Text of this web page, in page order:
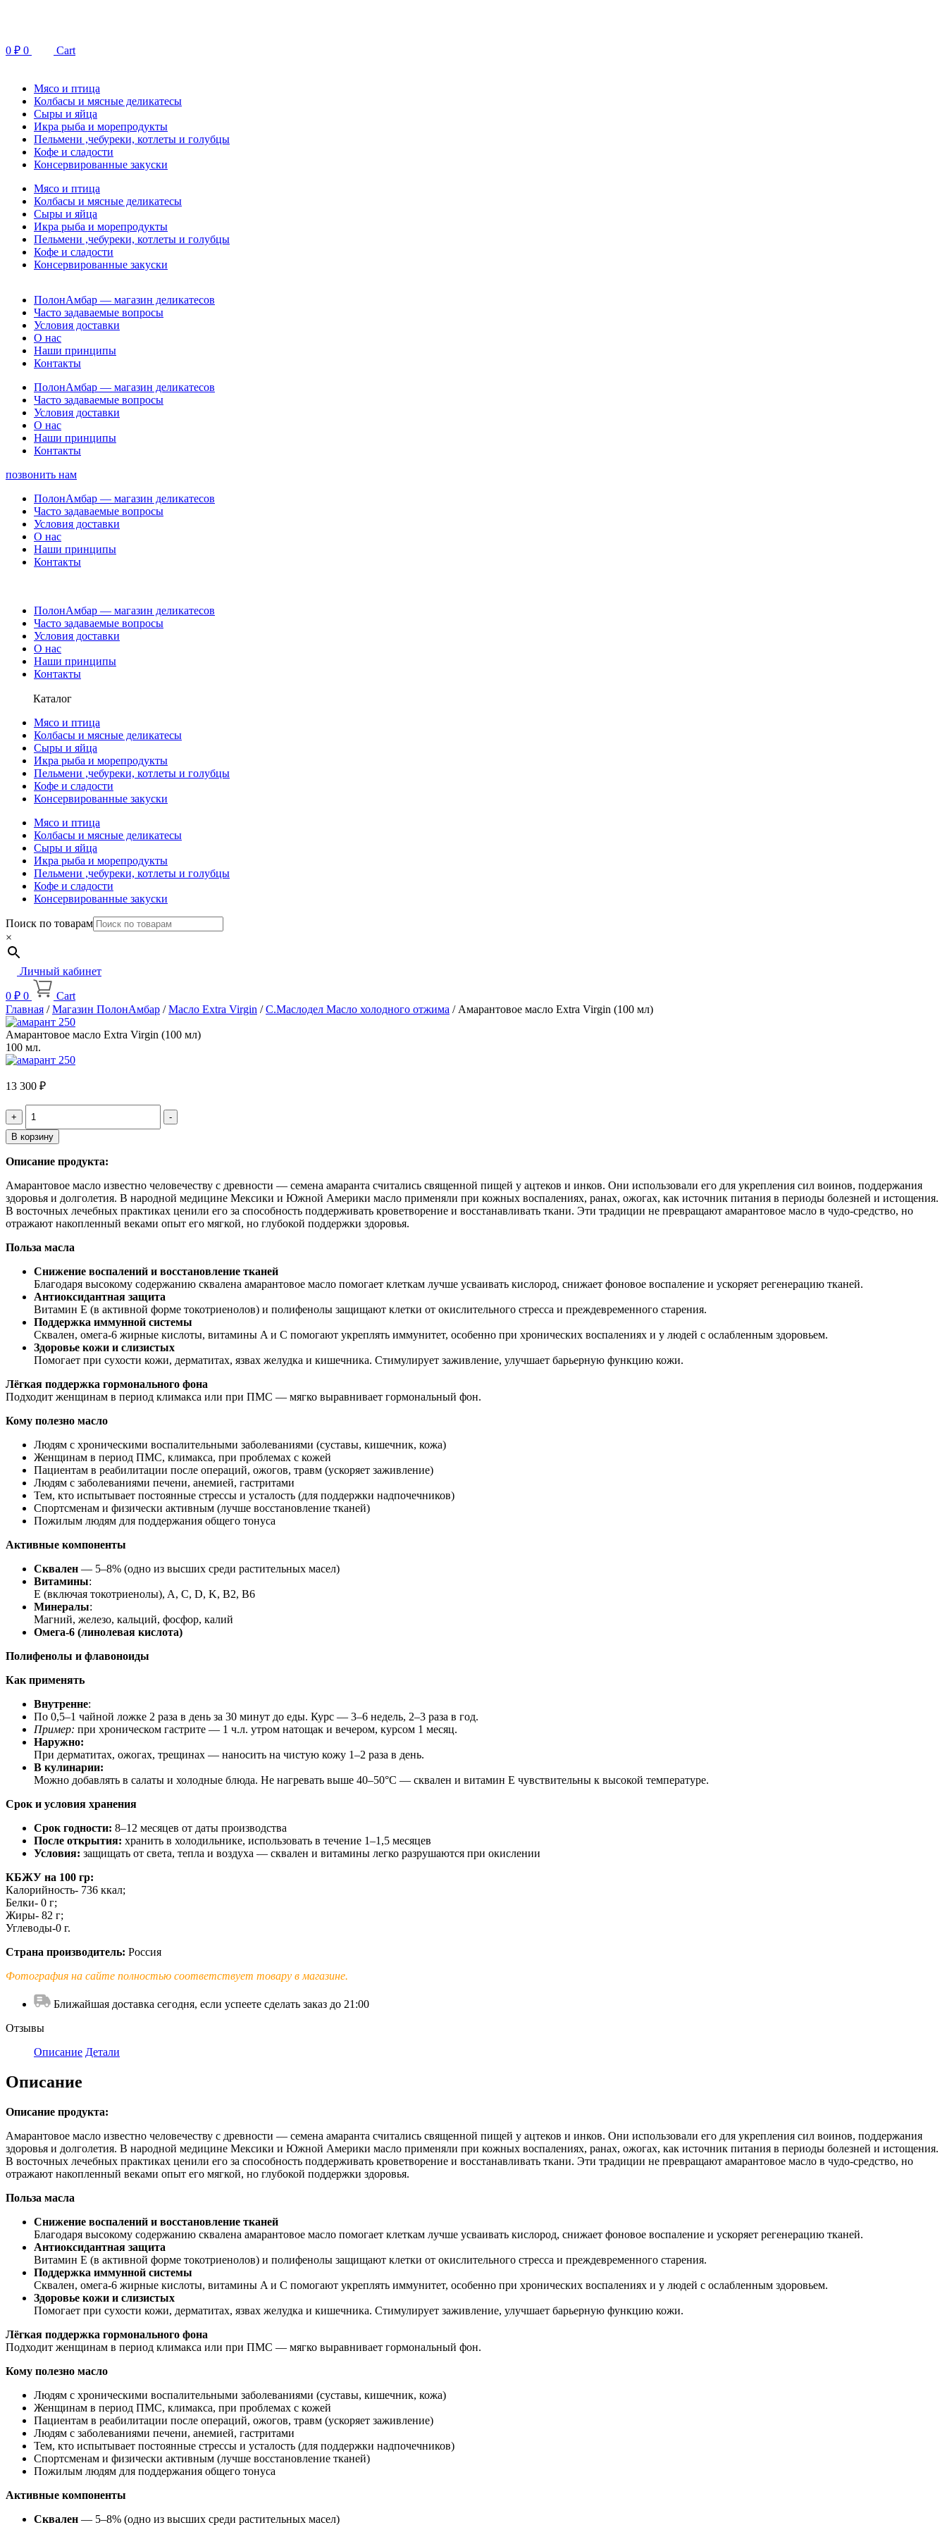
0 ₽ 0 Cart
Мясо и птица
Колбасы и мясные деликатесы
Сыры и яйца
Икра рыба и морепродукты
Пельмени ,чебуреки, котлеты и голубцы
Кофе и сладости
Консервированные закуски
Мясо и птица
Колбасы и мясные деликатесы
Сыры и яйца
Икра рыба и морепродукты
Пельмени ,чебуреки, котлеты и голубцы
Кофе и сладости
Консервированные закуски
ПолонАмбар — магазин деликатесов
Часто задаваемые вопросы
Условия доставки
О нас
Наши принципы
Контакты
ПолонАмбар — магазин деликатесов
Часто задаваемые вопросы
Условия доставки
О нас
Наши принципы
Контакты
позвонить нам
ПолонАмбар — магазин деликатесов
Часто задаваемые вопросы
Условия доставки
О нас
Наши принципы
Контакты
ПолонАмбар — магазин деликатесов
Часто задаваемые вопросы
Условия доставки
О нас
Наши принципы
Контакты
Каталог
Мясо и птица
Колбасы и мясные деликатесы
Сыры и яйца
Икра рыба и морепродукты
Пельмени ,чебуреки, котлеты и голубцы
Кофе и сладости
Консервированные закуски
Мясо и птица
Колбасы и мясные деликатесы
Сыры и яйца
Икра рыба и морепродукты
Пельмени ,чебуреки, котлеты и голубцы
Кофе и сладости
Консервированные закуски
Поиск по товарам
×
Личный кабинет
0 ₽ 0
Cart
Главная /Магазин ПолонАмбар /Масло Extra Virgin /С.Маслодел Масло холодного отжима / Амарантовое масло Extra Virgin (100 мл)
Амарантовое масло Extra Virgin (100 мл)
100 мл.
13 300 ₽
Quantity
В корзину
Описание продукта:
Амарантовое масло известно человечеству с древности — семена амаранта считались священной пищей у ацтеков и инков. Они использовали его для укрепления сил воинов, поддержания
здоровья и долголетия. В народной медицине Мексики и Южной Америки масло применяли при кожных воспалениях, ранах, ожогах, как источник питания в периоды болезней и истощения.
В восточных лечебных практиках ценили его за способность поддерживать кроветворение и восстанавливать ткани. Эти традиции не превращают амарантовое масло в чудо-средство, но
отражают накопленный веками опыт его мягкой, но глубокой поддержки здоровья.
Польза масла
Снижение воспалений и восстановление тканей
Благодаря высокому содержанию сквалена амарантовое масло помогает клеткам лучше усваивать кислород, снижает фоновое воспаление и ускоряет регенерацию тканей.
Антиоксидантная защита
Витамин E (в активной форме токотриенолов) и полифенолы защищают клетки от окислительного стресса и преждевременного старения.
Поддержка иммунной системы
Сквален, омега-6 жирные кислоты, витамины A и C помогают укреплять иммунитет, особенно при хронических воспалениях и у людей с ослабленным здоровьем.
Здоровье кожи и слизистых
Помогает при сухости кожи, дерматитах, язвах желудка и кишечника. Стимулирует заживление, улучшает барьерную функцию кожи.
Лёгкая поддержка гормонального фона
Подходит женщинам в период климакса или при ПМС — мягко выравнивает гормональный фон.
Кому полезно масло
Людям с хроническими воспалительными заболеваниями (суставы, кишечник, кожа)
Женщинам в период ПМС, климакса, при проблемах с кожей
Пациентам в реабилитации после операций, ожогов, травм (ускоряет заживление)
Людям с заболеваниями печени, анемией, гастритами
Тем, кто испытывает постоянные стрессы и усталость (для поддержки надпочечников)
Спортсменам и физически активным (лучше восстановление тканей)
Пожилым людям для поддержания общего тонуса
Активные компоненты
Сквален — 5–8% (одно из высших среди растительных масел)
Витамины:
E (включая токотриенолы), A, C, D, K, B2, B6
Минералы:
Магний, железо, кальций, фосфор, калий
Омега-6 (линолевая кислота)
Полифенолы и флавоноиды
Как применять
Внутренне:
По 0,5–1 чайной ложке 2 раза в день за 30 минут до еды. Курс — 3–6 недель, 2–3 раза в год.
Пример: при хроническом гастрите — 1 ч.л. утром натощак и вечером, курсом 1 месяц.
Наружно:
При дерматитах, ожогах, трещинах — наносить на чистую кожу 1–2 раза в день.
В кулинарии:
Можно добавлять в салаты и холодные блюда. Не нагревать выше 40–50°C — сквален и витамин E чувствительны к высокой температуре.
Срок и условия хранения
Срок годности: 8–12 месяцев от даты производства
После открытия: хранить в холодильнике, использовать в течение 1–1,5 месяцев
Условия: защищать от света, тепла и воздуха — сквален и витамины легко разрушаются при окислении
КБЖУ на 100 гр:
Калорийность- 736 ккал;
Белки- 0 г;
Жиры- 82 г;
Углеводы-0 г.
Страна производитель: Россия
Фотография на сайте полностью соответствует товару в магазине.
Ближайшая доставка сегодня, если успеете сделать заказ до 21:00
Отзывы
Описание Детали
Описание
Описание продукта:
Амарантовое масло известно человечеству с древности — семена амаранта считались священной пищей у ацтеков и инков. Они использовали его для укрепления сил воинов, поддержания
здоровья и долголетия. В народной медицине Мексики и Южной Америки масло применяли при кожных воспалениях, ранах, ожогах, как источник питания в периоды болезней и истощения.
В восточных лечебных практиках ценили его за способность поддерживать кроветворение и восстанавливать ткани. Эти традиции не превращают амарантовое масло в чудо-средство, но
отражают накопленный веками опыт его мягкой, но глубокой поддержки здоровья.
Польза масла
Снижение воспалений и восстановление тканей
Благодаря высокому содержанию сквалена амарантовое масло помогает клеткам лучше усваивать кислород, снижает фоновое воспаление и ускоряет регенерацию тканей.
Антиоксидантная защита
Витамин E (в активной форме токотриенолов) и полифенолы защищают клетки от окислительного стресса и преждевременного старения.
Поддержка иммунной системы
Сквален, омега-6 жирные кислоты, витамины A и C помогают укреплять иммунитет, особенно при хронических воспалениях и у людей с ослабленным здоровьем.
Здоровье кожи и слизистых
Помогает при сухости кожи, дерматитах, язвах желудка и кишечника. Стимулирует заживление, улучшает барьерную функцию кожи.
Лёгкая поддержка гормонального фона
Подходит женщинам в период климакса или при ПМС — мягко выравнивает гормональный фон.
Кому полезно масло
Людям с хроническими воспалительными заболеваниями (суставы, кишечник, кожа)
Женщинам в период ПМС, климакса, при проблемах с кожей
Пациентам в реабилитации после операций, ожогов, травм (ускоряет заживление)
Людям с заболеваниями печени, анемией, гастритами
Тем, кто испытывает постоянные стрессы и усталость (для поддержки надпочечников)
Спортсменам и физически активным (лучше восстановление тканей)
Пожилым людям для поддержания общего тонуса
Активные компоненты
Сквален — 5–8% (одно из высших среди растительных масел)